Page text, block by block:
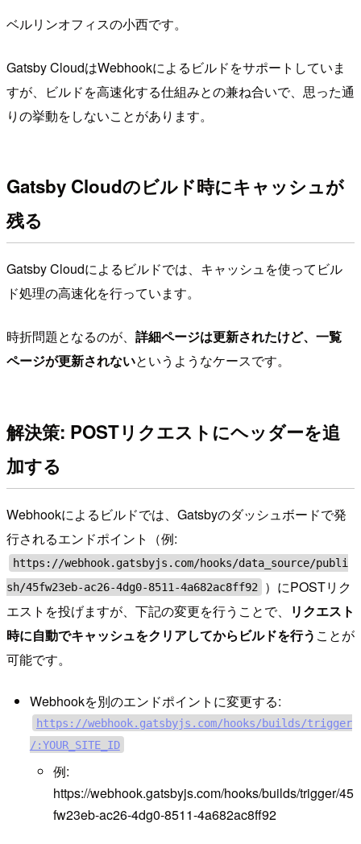
ベルリンオフィスの小西です。
Gatsby CloudはWebhookによるビルドをサポートしていま
すが、ビルドを高速化する仕組みとの兼ね合いで、思った通
りの挙動をしないことがあります。
Gatsby Cloudのビルド時にキャッシュが
残る
Gatsby Cloudによるビルドでは、キャッシュを使ってビル
ド処理の高速化を行っています。
時折問題となるのが、 詳細ページは更新されたけど、一覧
ページが更新されないというようなケースです。
解決策: POSTリクエストにヘッダーを追
加する
Webhookによるビルドでは、Gatsbyのダッシュボードで発
行されるエンドポイント（例:
https://webhook.gatsbyjs.com/hooks/data_source/publi
sh/45fw23eb-ac26-4dg0-8511-4a682ac8ff92
）にPOSTリク
エストを投げますが、下記の変更を行うことで、
リクエスト
時に自動でキャッシュをクリアしてからビルドを行う ことが
可能です。
Webhookを別のエンドポイントに変更する:
https://webhook.gatsbyjs.com/hooks/builds/trigger
/:YOUR_SITE_ID
例:
https://webhook.gatsbyjs.com/hooks/builds/trigger/45
fw23eb-ac26-4dg0-8511-4a682ac8ff92